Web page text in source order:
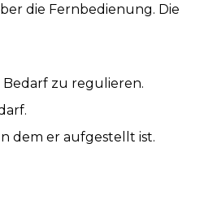
die Fernbedienung. Die
Bedarf zu regulieren.
dem er aufgestellt ist.